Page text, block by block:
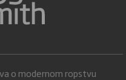
o modernom ropstvu